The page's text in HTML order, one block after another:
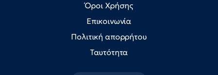
Όροι Χρήσης
Επικοινωνία
Πολιτική απορρήτου
Ταυτότητα